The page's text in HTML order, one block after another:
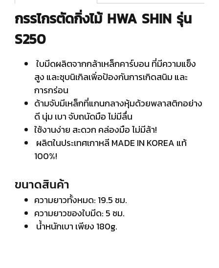
กรรไกรตัดกิ่งไม้ HWA SHIN รุ่น
S250
ใบมีดผลิตจากกล้าเหล็กคาร์บอน ที่มีความแข็ง
สูง และชุบนิเกิลเพิ่อป้องกันการเกิดสนิม และ
การกร่อน
ด้ามจับมีเหล็กที่แกนกลางหุ้มด้วยพลาสติกอย่าง
ดี นุ่ม เบา จับถนัดมือ ไม่มีลื่น
ใช้งานง่าย สะดวก คล่องมือ ไม่มีล้า!
ผลิตในประเทศเกาหลี MADE IN KOREA แท้
100%!
ขนาดสินค้า
ความยาวทั้งหมด: 19.5 ซม.
ความยาวของใบมีด: 5 ซม.
น้ำหนักเบา เพียง 180g.